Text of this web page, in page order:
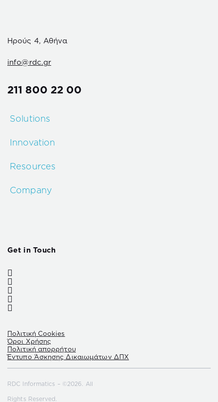
Ηρούς 4, Αθήνα
info@rdc.gr
211 800 22 00
Solutions
Innovation
Resources
Company
Get in Touch
Πολιτική Cookies
Όροι Χρήσης
Πολιτική απορρήτου
Έντυπο Άσκησης Δικαιωμάτων ΔΠΧ
RDC Informatics – ©2026. All
Rights Reserved.